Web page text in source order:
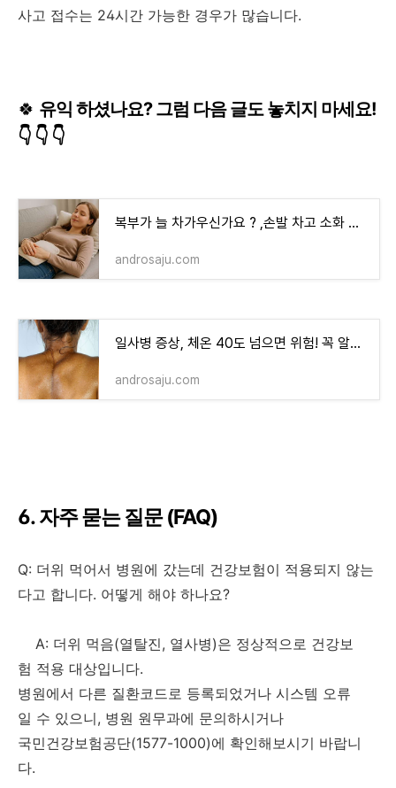
사고 접수는 24시간 가능한 경우가 많습니다.
🍀 유익 하셨나요? 그럼 다음 글도놓치지 마세요!
👇 👇 👇
복부가 늘 차가우신가요 ? ,손발 차고 소화 안 되던 내가 비타민 하나로 바뀐 이유, 냉한 체질, 피
androsaju.com
일사병 증상, 체온 40도 넘으면 위험! 꼭 알아야 할 징후들
androsaju.com
6. 자주 묻는 질문 (FAQ)
Q: 더위 먹어서 병원에 갔는데 건강보험이 적용되지 않는
다고 합니다. 어떻게 해야 하나요?
A: 더위 먹음(열탈진, 열사병)은 정상적으로 건강보
험 적용 대상입니다.
병원에서 다른 질환코드로 등록되었거나 시스템 오류
일 수 있으니, 병원 원무과에 문의하시거나
국민건강보험공단(1577-1000)에 확인해보시기 바랍니
다.